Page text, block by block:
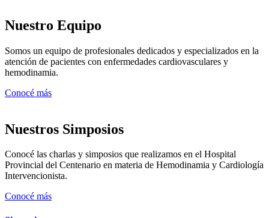
Nuestro Equipo
Somos un equipo de profesionales dedicados y especializados en la
atención de pacientes con enfermedades cardiovasculares y
hemodinamia.
Conocé más
Nuestros Simposios
Conocé las charlas y simposios que realizamos en el Hospital
Provincial del Centenario en materia de Hemodinamia y Cardiología
Intervencionista.
Conocé más